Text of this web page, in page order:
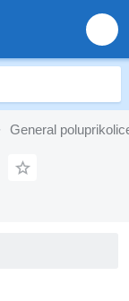
General